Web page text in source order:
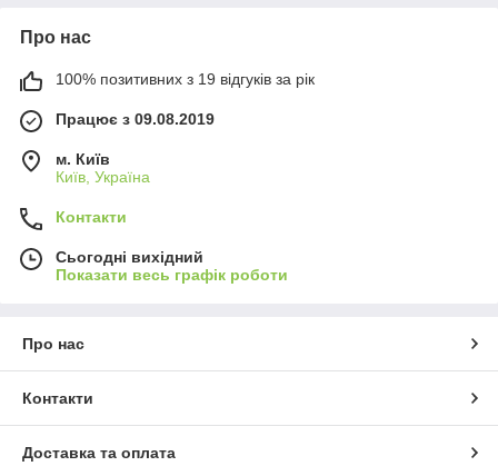
Про нас
100% позитивних з 19 відгуків за рік
Працює з 09.08.2019
м. Київ
Київ, Україна
Контакти
Сьогодні вихідний
Показати весь графік роботи
Про нас
Контакти
Доставка та оплата